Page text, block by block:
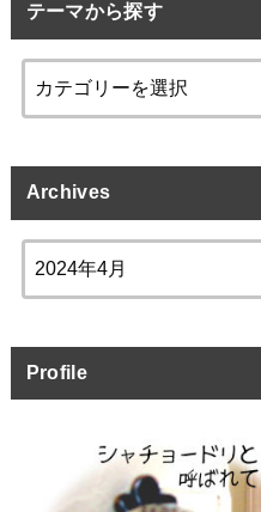
テーマから探す
Archives
Profile